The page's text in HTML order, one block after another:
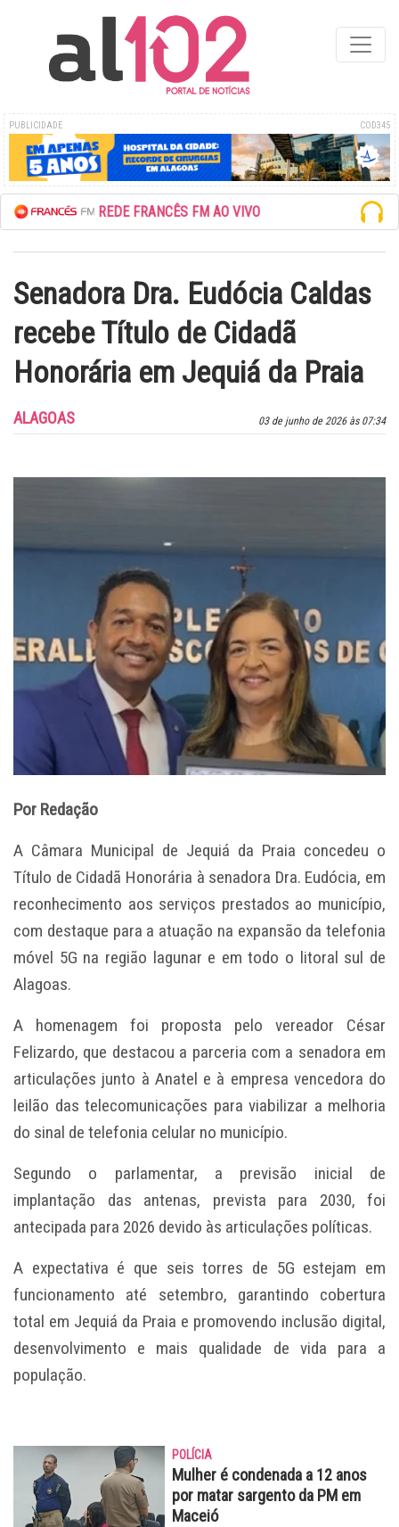
PUBLICIDADE COD345
ESCUTE A REDE FRANCÊS FM AO VIVO
Senadora Dra. Eudócia Caldas
recebe Título de Cidadã
Honorária em Jequiá da Praia
03 de junho de 2026 às 07:34
ALAGOAS
Por Redação
A Câmara Municipal de Jequiá da Praia concedeu o
Título de Cidadã Honorária à senadora Dra. Eudócia, em
reconhecimento aos serviços prestados ao município,
com destaque para a atuação na expansão da telefonia
móvel 5G na região lagunar e em todo o litoral sul de
Alagoas.
A homenagem foi proposta pelo vereador César
Felizardo, que destacou a parceria com a senadora em
articulações junto à Anatel e à empresa vencedora do
leilão das telecomunicações para viabilizar a melhoria
do sinal de telefonia celular no município.
Segundo o parlamentar, a previsão inicial de
implantação das antenas, prevista para 2030, foi
antecipada para 2026 devido às articulações políticas.
A expectativa é que seis torres de 5G estejam em
funcionamento até setembro, garantindo cobertura
total em Jequiá da Praia e promovendo inclusão digital,
desenvolvimento e mais qualidade de vida para a
população.
POLÍCIA
Mulher é condenada a 12 anos
por matar sargento da PM em
Maceió